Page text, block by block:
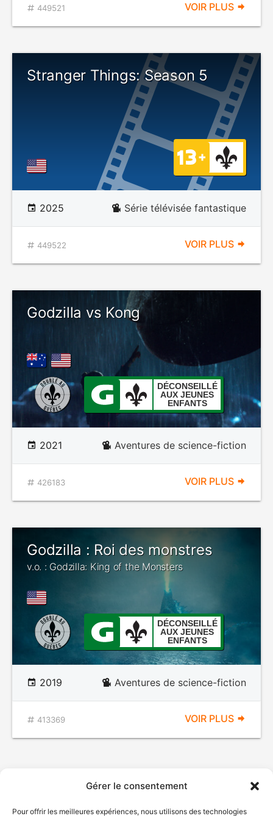
Gérer le consentement
Pour offrir les meilleures expériences, nous utilisons des technologies
449521 VOIR PLUS
Stranger Things: Season 5
2025 Série télévisée fantastique
449522 VOIR PLUS
Godzilla vs Kong
DÉCONSEILLÉ
AUX JEUNES
ENFANTS
2021 Aventures de science-fiction
426183 VOIR PLUS
Godzilla : Roi des monstres
v.o. : Godzilla: King of the Monsters
DÉCONSEILLÉ
AUX JEUNES
ENFANTS
2019 Aventures de science-fiction
413369 VOIR PLUS